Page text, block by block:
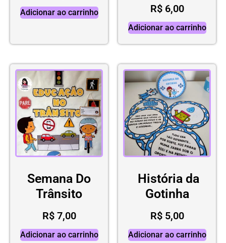
Adicionar ao carrinho R$6,00
Adicionar ao carrinho
Semana Do
Trânsito
R$7,00
Adicionar ao carrinho
História da
Gotinha
R$5,00
Adicionar ao carrinho